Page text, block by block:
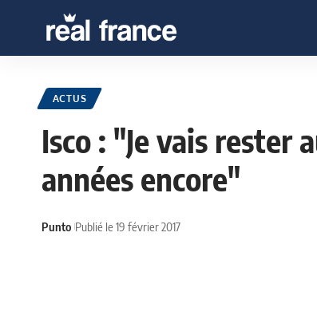
ACTUS
Isco : "Je vais rester
années encore"
Punto Publié le 19 février 2017